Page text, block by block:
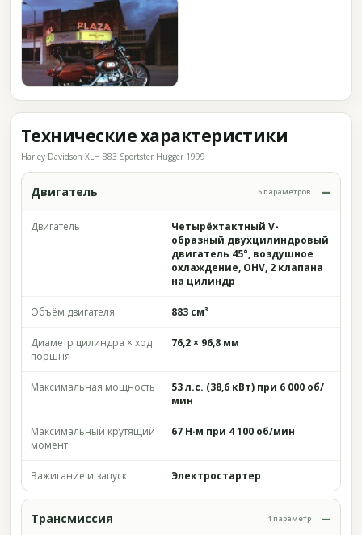
Технические характеристики
Harley Davidson XLH 883 Sportster Hugger 1999
Двигатель 6 параметров
Двигатель
Четырёхтактный V-
образный двухцилиндровый
двигатель 45°, воздушное
охлаждение, OHV, 2 клапана
на цилиндр
Объём двигателя 883 см³
Диаметр цилиндра × ход
поршня
76,2 × 96,8 мм
Максимальная мощность
53 л.с. (38,6 кВт) при 6 000 об/
мин
Максимальный крутящий
момент
67 Н·м при 4 100 об/мин
Зажигание и запуск Электростартер
Трансмиссия 1 параметр